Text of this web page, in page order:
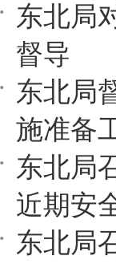
东北局
督导
东北局
施准备
东北局
近期安
东北局